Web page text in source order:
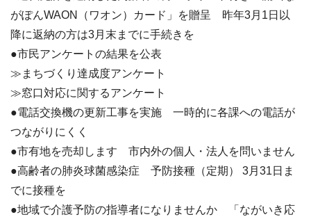
がぽんWAON（ワオン）カード」を贈呈 昨年3月1日以
降に返納の方は3月末までに手続きを
●市民アンケートの結果を公表
≫まちづくり達成度アンケート
≫窓口対応に関するアンケート
●電話交換機の更新工事を実施 一時的に各課への電話が
つながりにくく
●市有地を売却します 市内外の個人・法人を問いません
●高齢者の肺炎球菌感染症 予防接種（定期） 3月31日ま
でに接種を
●地域で介護予防の指導者になりませんか 「ながいき応